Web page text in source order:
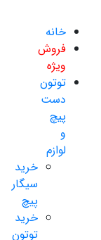
خانه
فروش
ویژه
توتون
دست
پیچ
و
لوازم
خرید
سیگار
پیچ
خرید
توتون